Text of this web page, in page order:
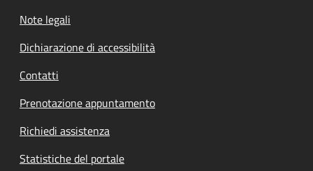
Note legali
Dichiarazione di accessibilità
Contatti
Prenotazione appuntamento
Richiedi assistenza
Statistiche del portale